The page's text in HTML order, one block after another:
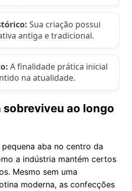
Sua criação possui
antiga e tradicional.
A finalidade prática inicial
na atualidade.
sobreviveu ao longo
aba no centro da
a indústria mantém certos
Mesmo sem uma
moderna, as confecções